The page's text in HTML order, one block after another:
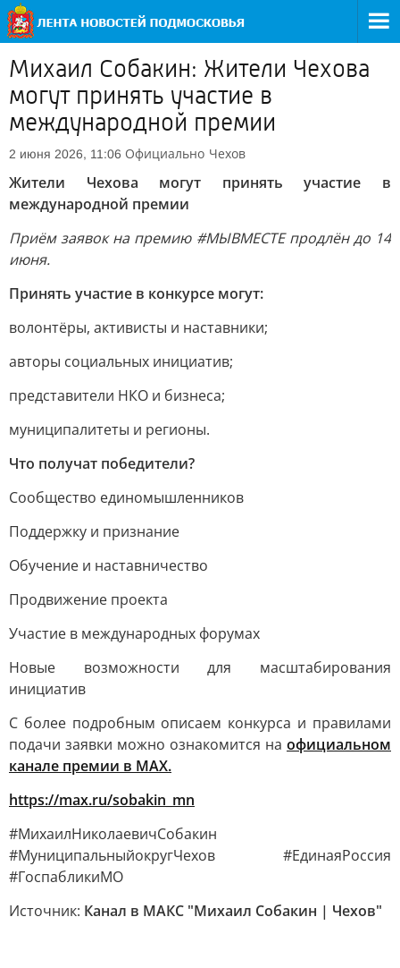
Михаил Собакин: Жители Чехова
могут принять участие в
международной премии
2 июня 2026, 11:06 Официально Чехов
Жители Чехова могут принять участие в
международной премии
Приём заявок на премию #МЫВМЕСТЕ продлён до 14
июня.
Принять участие в конкурсе могут:
волонтёры, активисты и наставники;
авторы социальных инициатив;
представители НКО и бизнеса;
муниципалитеты и регионы.
Что получат победители?
Сообщество единомышленников
Поддержку и признание
Обучение и наставничество
Продвижение проекта
Участие в международных форумах
Новые возможности для масштабирования
инициатив
С более подробным описаем конкурса и правилами
подачи заявки можно ознакомится на официальном
канале премии в MAX.
https://max.ru/sobakin_mn
#МихаилНиколаевичСобакин
#МуниципальныйокругЧехов #ЕдинаяРоссия
#ГоспабликиМО
Источник: Канал в МАКС "Михаил Собакин | Чехов"